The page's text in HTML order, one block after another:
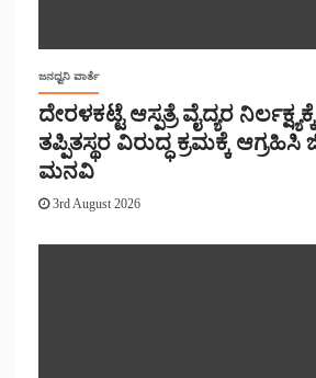
ಜನಧ್ವನಿ ವಾರ್ತೆ
ದೇರಳಕಟ್ಟೆ ಆಸ್ಪತ್ರೆ ವೈದ್ಯರ
ತಪ್ಪಿತಸ್ಥರ ವಿರುದ್ಧ ಕ್ರಮಕ್ಕೆ ಆಗ್ರಹಿಸಿ
ಮನವಿ
3rd August 2026